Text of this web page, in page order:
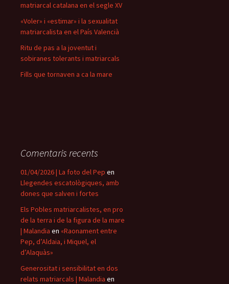
matriarcal catalana en el segle XV
«Voler» i «estimar» i la sexualitat
matriarcalista en el País Valencià
Ritu de pas a la joventut i
sobiranes tolerants i matriarcals
Fills que tornaven a ca la mare
Comentaris recents
01/04/2026 | La foto del Pep en
Llegendes escatològiques, amb
dones que salven i fortes
Els Pobles matriarcalistes, en pro
de la terra i de la figura de la mare
| Malandia en «Raonament entre
Pep, d’Aldaia, i Miquel, el
d’Alaquàs»
Generositat i sensibilitat en dos
relats matriarcals | Malandia en